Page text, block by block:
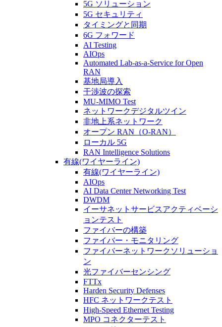
5G ソリューション
5G セキュリティ
タイミングと同期
6G フォワード
AI Testing
AIOps
Automated Lab-as-a-Service for Open
RAN
基地局導入
干渉波の探索
MU-MIMO Test
ネットワークデジタルツイン
非地上系ネットワーク
オープン RAN（O-RAN）
ローカル 5G
RAN Intelligence Solutions
有線(ワイヤーライン)
有線(ワイヤーライン)
AIOps
AI Data Center Networking Test
DWDM
イーサネットサービスアクティベーシ
ョンテスト
ファイバーの構築
ファイバー・モニタリング
ファイバーネットワークソリューショ
ン
光ファイバーセンシング
FTTx
Harden Security Defenses
HFC ネットワークテスト
High-Speed Ethernet Testing
MPO コネクターテスト